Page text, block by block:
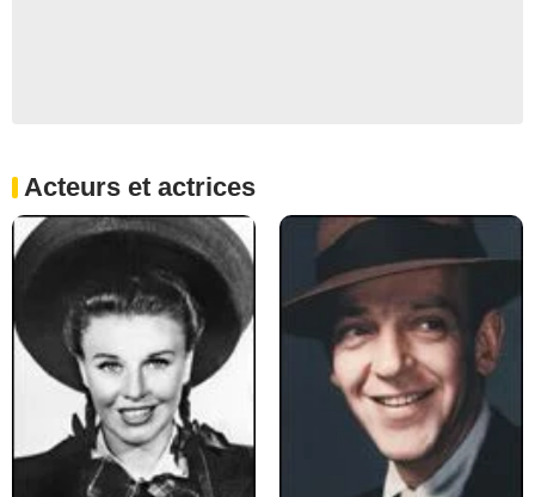
Acteurs et actrices